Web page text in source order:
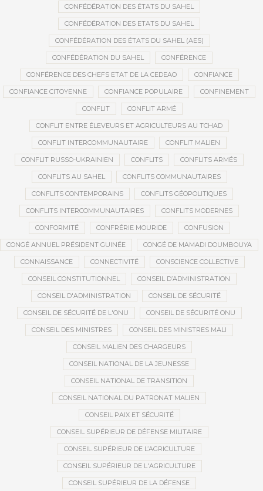
CONFÉDÉRATION DES ÉTATS DU SAHEL
CONFÉDÉRATION DES ETATS DU SAHEL
CONFÉDÉRATION DES ÉTATS DU SAHEL (AES)
CONFÉDÉRATION DU SAHEL CONFÉRENCE
CONFÉRENCE DES CHEFS ETAT DE LA CEDEAO CONFIANCE
CONFIANCE CITOYENNE CONFIANCE POPULAIRE CONFINEMENT
CONFLIT CONFLIT ARMÉ
CONFLIT ENTRE ÉLEVEURS ET AGRICULTEURS AU TCHAD
CONFLIT INTERCOMMUNAUTAIRE CONFLIT MALIEN
CONFLIT RUSSO-UKRAINIEN CONFLITS CONFLITS ARMÉS
CONFLITS AU SAHEL CONFLITS COMMUNAUTAIRES
CONFLITS CONTEMPORAINS CONFLITS GÉOPOLITIQUES
CONFLITS INTERCOMMUNAUTAIRES CONFLITS MODERNES
CONFORMITÉ CONFRÉRIE MOURIDE CONFUSION
CONGÉ ANNUEL PRÉSIDENT GUINÉE CONGÉ DE MAMADI DOUMBOUYA
CONNAISSANCE CONNECTIVITÉ CONSCIENCE COLLECTIVE
CONSEIL CONSTITUTIONNEL CONSEIL D’ADMINISTRATION
CONSEIL D'ADMINISTRATION CONSEIL DE SÉCURITÉ
CONSEIL DE SÉCURITÉ DE L'ONU CONSEIL DE SÉCURITÉ ONU
CONSEIL DES MINISTRES CONSEIL DES MINISTRES MALI
CONSEIL MALIEN DES CHARGEURS
CONSEIL NATIONAL DE LA JEUNESSE
CONSEIL NATIONAL DE TRANSITION
CONSEIL NATIONAL DU PATRONAT MALIEN
CONSEIL PAIX ET SÉCURITÉ
CONSEIL SUPÉRIEUR DE DÉFENSE MILITAIRE
CONSEIL SUPÉRIEUR DE L’AGRICULTURE
CONSEIL SUPÉRIEUR DE L'AGRICULTURE
CONSEIL SUPÉRIEUR DE LA DÉFENSE